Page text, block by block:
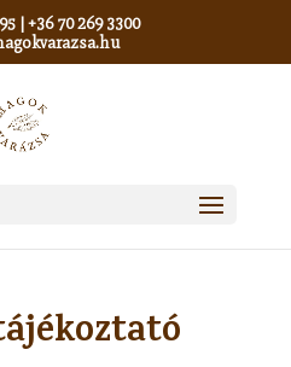
|+36 70 269 3300